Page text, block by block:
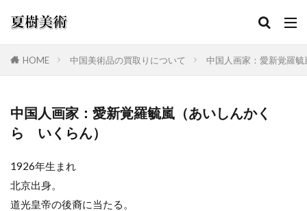
HOME 中国美術品の買取りについて 中国人画家：愛新覚羅
中国人画家：愛新覚羅毓嵐（あいしんかく
ら いくらん）
1926年生まれ
北京出身。
道光皇帝の後裔に当たる。
カテゴリー